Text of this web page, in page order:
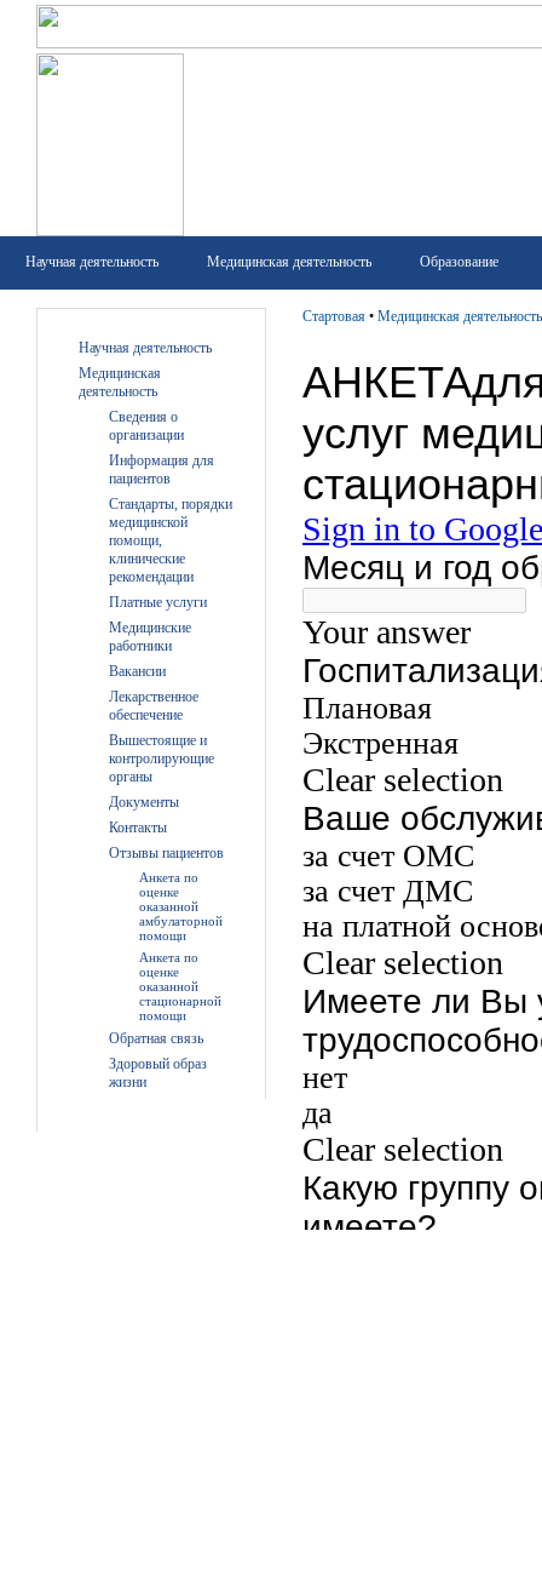
Научная деятельность Медицинская деятельность Образование
Научная деятельность
Медицинская
деятельность
Сведения о
организации
Информация для
пациентов
Стандарты, порядки
медицинской
помощи,
клинические
рекомендации
Платные услуги
Медицинские
работники
Вакансии
Лекарственное
обеспечение
Вышестоящие и
контролирующие
органы
Документы
Контакты
Отзывы пациентов
Анкета по
оценке
оказанной
амбулаторной
помощи
Анкета по
оценке
оказанной
стационарной
помощи
Обратная связь
Здоровый образ
жизни
Стартовая • Медицинская деятельность